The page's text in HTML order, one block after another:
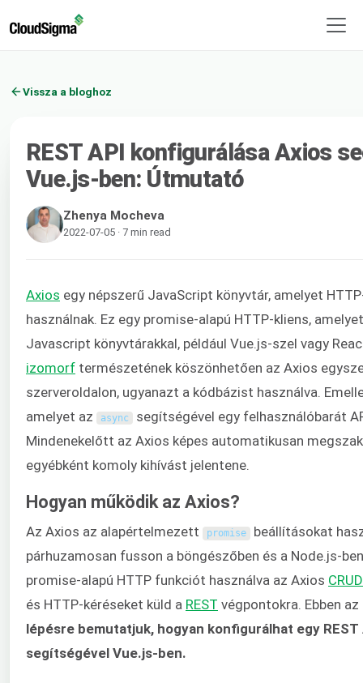
Vissza a bloghoz
REST API konfigurálása Axios
Vue.js-ben: Útmutató
Zhenya Mocheva
2022-07-05 · 7 min read
Axios egy népszerű JavaScript könyvtár, amelyet
használnak. Ez egy promise-alapú HTTP-kliens,
Javascript könyvtárakkal, például Vue.js-szel vagy
izomorf természetének köszönhetően az Axios
szerveroldalon, ugyanazt a kódbázist használva.
amelyet az
async segítségével egy felhasználóbarát
Mindenekelőtt az Axios képes automatikusan
egyébként komoly kihívást jelentene.
Hogyan működik az Axios?
Az Axios az alapértelmezett promise beállításokat
párhuzamosan fusson a böngészőben és a Node.js-
promise-alapú HTTP funkciót használva az Axios CRUD
és HTTP-kéréseket küld a REST végpontokra. Ebben
lépésre bemutatjuk, hogyan konfigurálhat egy REST
segítségével Vue.js-ben.